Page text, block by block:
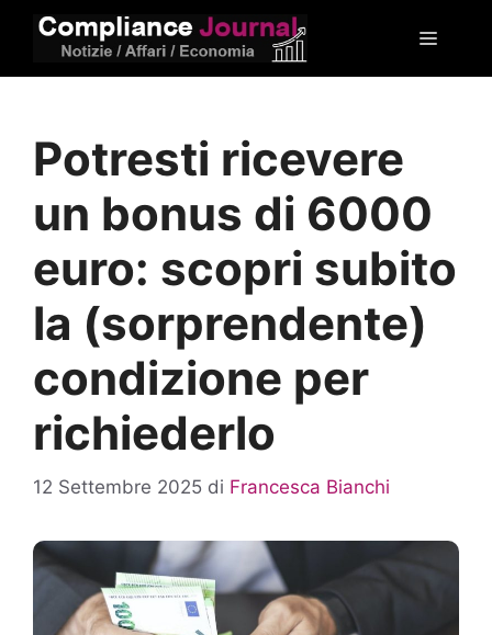
Menu
Potresti ricevere
un bonus di 6000
euro: scopri subito
la (sorprendente)
condizione per
richiederlo
12 Settembre 2025 di Francesca Bianchi